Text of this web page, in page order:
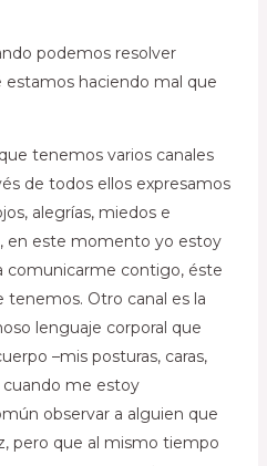
podemos resolver
estamos haciendo mal que
tenemos varios canales
de todos ellos expresamos
alegrías, miedos e
en este momento yo estoy
comunicarme contigo, éste
tenemos. Otro canal es la
lenguaje corporal que
–mis posturas, caras,
me estoy
observar a alguien que
pero que al mismo tiempo